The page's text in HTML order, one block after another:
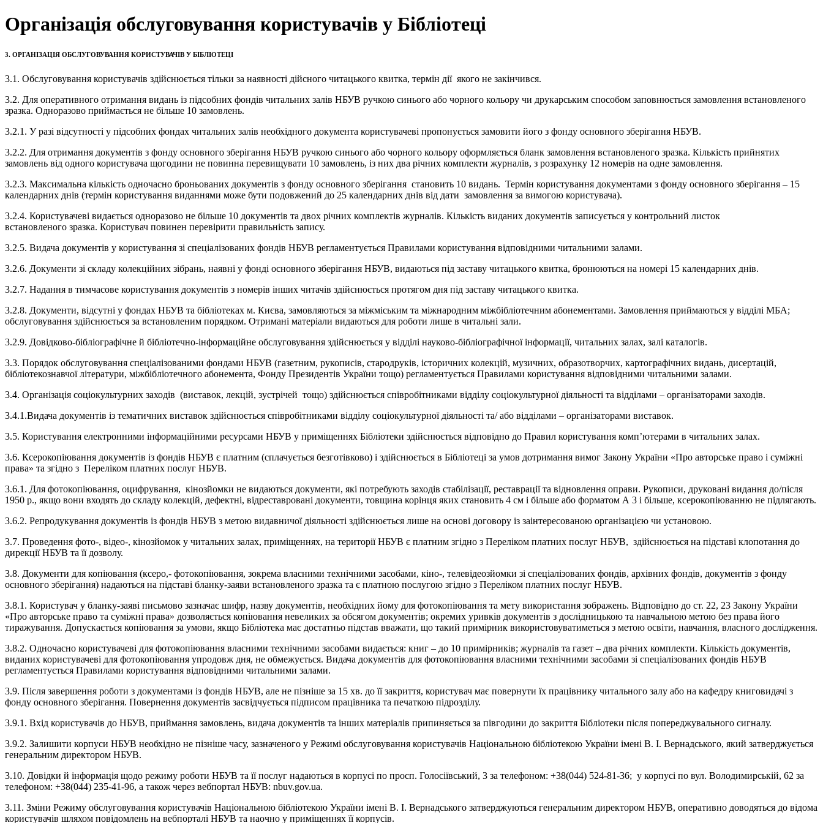
Організація обслуговування користувачів у Бібліотеці
3. ОРГАНІЗАЦІЯ ОБСЛУГОВУВАННЯ КОРИСТУВАЧІВ У БІБЛІОТЕЦІ
3.1. Обслуговування користувачів здійснюється тільки за наявності дійсного читацького квитка, термін дії якого не закінчився.
3.2. Для оперативного отримання видань із підсобних фондів читальних залів НБУВ ручкою синього або чорного кольору чи друкарським способом заповнюється замовлення встановленого
зразка. Одноразово приймається не більше 10 замовлень.
3.2.1. У разі відсутності у підсобних фондах читальних залів необхідного документа користувачеві пропонується замовити його з фонду основного зберігання НБУВ.
3.2.2. Для отримання документів з фонду основного зберігання НБУВ ручкою синього або чорного кольору оформляється бланк замовлення встановленого зразка. Кількість прийнятих
замовлень від одного користувача щогодини не повинна перевищувати 10 замовлень, із них два річних комплекти журналів, з розрахунку 12 номерів на одне замовлення.
3.2.3. Максимальна кількість одночасно броньованих документів з фонду основного зберігання становить 10 видань. Термін користування документами з фонду основного зберігання – 15
календарних днів (термін користування виданнями може бути подовжений до 25 календарних днів від дати замовлення за вимогою користувача).
3.2.4. Користувачеві видається одноразово не більше 10 документів та двох річних комплектів журналів. Кількість виданих документів записується у контрольний листок
встановленого зразка. Користувач повинен перевірити правильність запису.
3.2.5. Видача документів у користування зі спеціалізованих фондів НБУВ регламентується Правилами користування відповідними читальними залами.
3.2.6. Документи зі складу колекційних зібрань, наявні у фонді основного зберігання НБУВ, видаються під заставу читацького квитка, бронюються на номері 15 календарних днів.
3.2.7. Надання в тимчасове користування документів з номерів інших читачів здійснюється протягом дня під заставу читацького квитка.
3.2.8. Документи, відсутні у фондах НБУВ та бібліотеках м. Києва, замовляються за міжміським та міжнародним міжбібліотечним абонементами. Замовлення приймаються у відділі МБА;
обслуговування здійснюється за встановленим порядком. Отримані матеріали видаються для роботи лише в читальні зали.
3.2.9. Довідково-бібліографічне й бібліотечно-інформаційне обслуговування здійснюється у відділі науково-бібліографічної інформації, читальних залах, залі каталогів.
3.3. Порядок обслуговування спеціалізованими фондами НБУВ (газетним, рукописів, стародруків, історичних колекцій, музичних, образотворчих, картографічних видань, дисертацій,
бібліотекознавчої літератури, міжбібліотечного абонемента, Фонду Президентів України тощо) регламентується Правилами користування відповідними читальними залами.
3.4. Організація соціокультурних заходів (виставок, лекцій, зустрічей тощо) здійснюється співробітниками відділу соціокультурної діяльності та відділами – організаторами заходів.
3.4.1.Видача документів із тематичних виставок здійснюється співробітниками відділу соціокультурної діяльності та/ або відділами – організаторами виставок.
3.5. Користування електронними інформаційними ресурсами НБУВ у приміщеннях Бібліотеки здійснюється відповідно до Правил користування комп’ютерами в читальних залах.
3.6. Ксерокопіювання документів із фондів НБУВ є платним (сплачується безготівково) і здійснюється в Бібліотеці за умов дотримання вимог Закону України «Про авторське право і суміжні
права» та згідно з Переліком платних послуг НБУВ.
3.6.1. Для фотокопіювання, оцифрування, кінозйомки не видаються документи, які потребують заходів стабілізації, реставрації та відновлення оправи. Рукописи, друковані видання до/після
1950 р., якщо вони входять до складу колекцій, дефектні, відреставровані документи, товщина корінця яких становить 4 см і більше або форматом А 3 і більше, ксерокопіюванню не підлягають.
3.6.2. Репродукування документів із фондів НБУВ з метою видавничої діяльності здійснюється лише на основі договору із заінтересованою організацією чи установою.
3.7. Проведення фото-, відео-, кінозйомок у читальних залах, приміщеннях, на території НБУВ є платним згідно з Переліком платних послуг НБУВ, здійснюється на підставі клопотання до
дирекції НБУВ та її дозволу.
3.8. Документи для копіювання (ксеро,- фотокопіювання, зокрема власними технічними засобами, кіно-, телевідеозйомки зі спеціалізованих фондів, архівних фондів, документів з фонду
основного зберігання) надаються на підставі бланку-заяви встановленого зразка та є платною послугою згідно з Переліком платних послуг НБУВ.
3.8.1. Користувач у бланку-заяві письмово зазначає шифр, назву документів, необхідних йому для фотокопіювання та мету використання зображень. Відповідно до ст. 22, 23 Закону України
«Про авторське право та суміжні права» дозволяється копіювання невеликих за обсягом документів; окремих уривків документів з дослідницькою та навчальною метою без права його
тиражування. Допускається копіювання за умови, якщо Бібліотека має достатньо підстав вважати, що такий примірник використовуватиметься з метою освіти, навчання, власного дослідження.
3.8.2. Одночасно користувачеві для фотокопіювання власними технічними засобами видається: книг – до 10 примірників; журналів та газет – два річних комплекти. Кількість документів,
виданих користувачеві для фотокопіювання упродовж дня, не обмежується. Видача документів для фотокопіювання власними технічними засобами зі спеціалізованих фондів НБУВ
регламентується Правилами користування відповідними читальними залами.
3.9. Після завершення роботи з документами із фондів НБУВ, але не пізніше за 15 хв. до її закриття, користувач має повернути їх працівнику читального залу або на кафедру книговидачі з
фонду основного зберігання. Повернення документів засвідчується підписом працівника та печаткою підрозділу.
3.9.1. Вхід користувачів до НБУВ, приймання замовлень, видача документів та інших матеріалів припиняється за півгодини до закриття Бібліотеки після попереджувального сигналу.
3.9.2. Залишити корпуси НБУВ необхідно не пізніше часу, зазначеного у Режимі обслуговування користувачів Національною бібліотекою України імені В. І. Вернадського, який затверджується
генеральним директором НБУВ.
3.10. Довідки й інформація щодо режиму роботи НБУВ та її послуг надаються в корпусі по просп. Голосіївський, 3 за телефоном: +38(044) 524-81-36; у корпусі по вул. Володимирській, 62 за
телефоном: +38(044) 235-41-96, а також через вебпортал НБУВ: nbuv.gov.ua.
3.11. Зміни Режиму обслуговування користувачів Національною бібліотекою України імені В. І. Вернадського затверджуються генеральним директором НБУВ, оперативно доводяться до відома
користувачів шляхом повідомлень на вебпорталі НБУВ та наочно у приміщеннях її корпусів.